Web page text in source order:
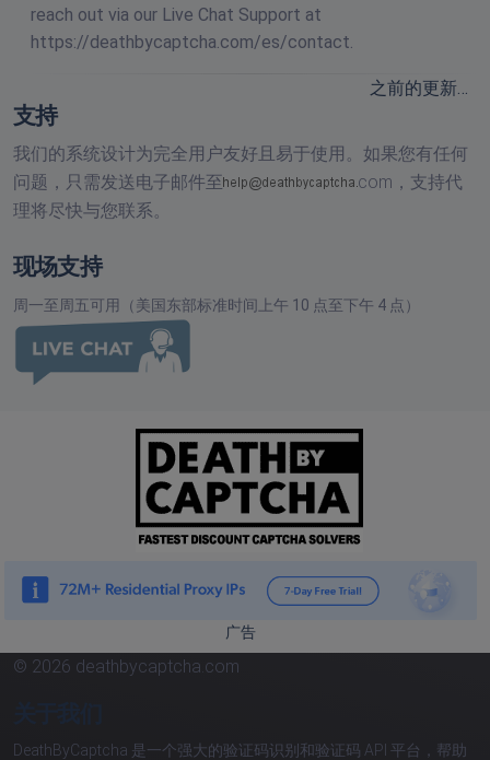
reach out via our Live Chat Support at
https://deathbycaptcha.com/es/contact.
之前的更新…
支持
我们的系统设计为完全用户友好且易于使用。如果您有任何
问题，只需发送电子邮件至
com， 支持代
理将尽快与您联系。
现场支持
周一至周五可用（美国东部标准时间上午 10 点至下午 4 点）
广告
© 2026 deathbycaptcha.com
DeathByCaptcha 是一个强大的验证码识别和验证码 API 平台，帮助